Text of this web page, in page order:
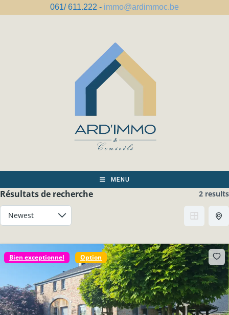
061/ 611.222 - immo@ardimmoc.be
MENU
Résultats de recherche 2 results
Bien exceptionnel Option